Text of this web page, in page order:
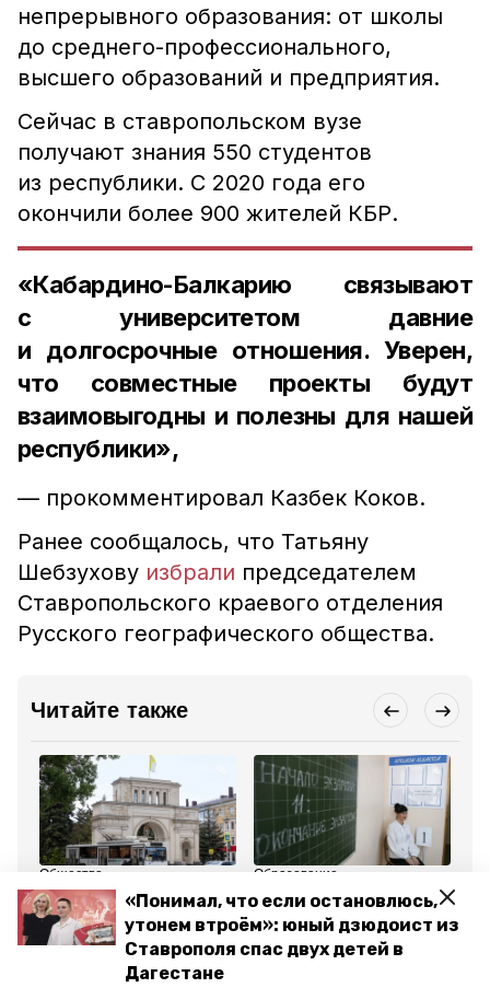
«Понимал, что если остановлюсь,
утонем втроём»: юный дзюдоист из
Ставрополя спас двух детей в
Дагестане
непрерывного образования: от школы
до среднего-профессионального,
высшего образований и предприятия.
Сейчас в ставропольском вузе
получают знания 550 студентов
из республики. С 2020 года его
окончили более 900 жителей КБР.
«Кабардино-Балкарию связывают
с университетом давние
и долгосрочные отношения. Уверен,
что совместные проекты будут
взаимовыгодны и полезны для нашей
республики»,
— прокомментировал Казбек Коков.
Ранее сообщалось, что Татьяну
Шебзухову избрали председателем
Ставропольского краевого отделения
Русского географического общества.
Читайте также
Общество
1 апреля , 18:03
Тифлисские ворота
изобразят на необычной
почтовой открытке —
глава Ставрополья
Образование
24 марта , 12:09
Выпускники получат
поддержку в подготовке
к ЕГЭ и ОГЭ — глава
Ставрополья